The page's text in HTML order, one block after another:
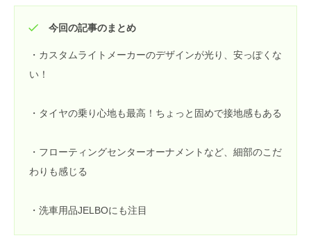
今回の記事のまとめ
・カスタムライトメーカーのデザインが光り、安っぽくな
い！
・タイヤの乗り心地も最高！ちょっと固めで接地感もある
・フローティングセンターオーナメントなど、細部のこだ
わりも感じる
・洗車用品JELBOにも注目